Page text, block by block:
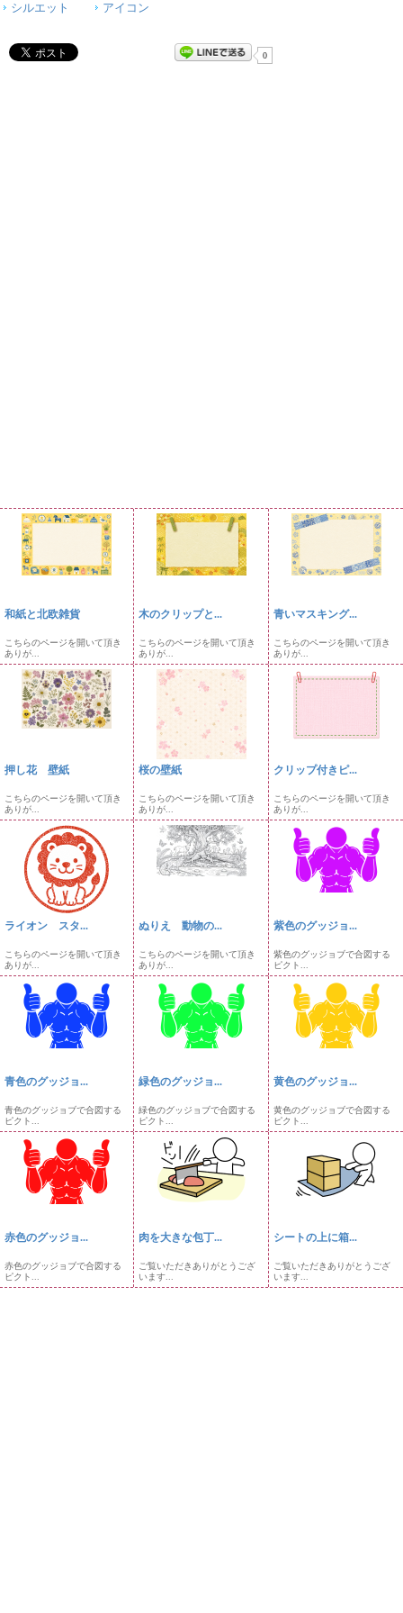
シルエット
アイコン
0
和紙と北欧雑貨
こちらのページを開いて頂き
ありが...
木のクリップと...
こちらのページを開いて頂き
ありが...
青いマスキング...
こちらのページを開いて頂き
ありが...
押し花 壁紙
こちらのページを開いて頂き
ありが...
桜の壁紙
こちらのページを開いて頂き
ありが...
クリップ付きピ...
こちらのページを開いて頂き
ありが...
ライオン スタ...
こちらのページを開いて頂き
ありが...
ぬりえ 動物の...
こちらのページを開いて頂き
ありが...
紫色のグッジョ...
紫色のグッジョブで合図する
ピクト...
青色のグッジョ...
青色のグッジョブで合図する
ピクト...
緑色のグッジョ...
緑色のグッジョブで合図する
ピクト...
黄色のグッジョ...
黄色のグッジョブで合図する
ピクト...
赤色のグッジョ...
赤色のグッジョブで合図する
ピクト...
肉を大きな包丁...
ご覧いただきありがとうござ
います...
シートの上に箱...
ご覧いただきありがとうござ
います...